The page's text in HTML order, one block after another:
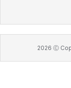
2026 Ⓒ